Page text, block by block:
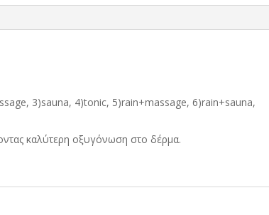
3)sauna, 4)tonic, 5)rain+massage, 6)rain+sauna,
καλύτερη οξυγόνωση στο δέρμα.